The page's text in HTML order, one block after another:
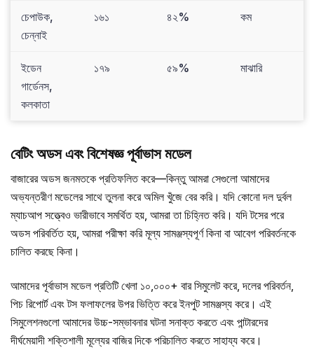
চেপাউক,
চেন্নাই
১৬১ ৪২% কম
ইডেন
গার্ডেনস,
কলকাতা
১৭৯ ৫৯% মাঝারি
বেটিং অডস এবং বিশেষজ্ঞ পূর্বাভাস মডেল
বাজারের অডস জনমতকে প্রতিফলিত করে—কিন্তু আমরা সেগুলো আমাদের
অভ্যন্তরীণ মডেলের সাথে তুলনা করে অমিল খুঁজে বের করি। যদি কোনো দল দুর্বল
ম্যাচআপ সত্ত্বেও ভারীভাবে সমর্থিত হয়, আমরা তা চিহ্নিত করি। যদি টসের পরে
অডস পরিবর্তিত হয়, আমরা পরীক্ষা করি মূল্য সামঞ্জস্যপূর্ণ কিনা বা আবেগ পরিবর্তনকে
চালিত করছে কিনা।
আমাদের পূর্বাভাস মডেল প্রতিটি খেলা ১০,০০০+ বার সিমুলেট করে, দলের পরিবর্তন,
পিচ রিপোর্ট এবং টস ফলাফলের উপর ভিত্তি করে ইনপুট সামঞ্জস্য করে। এই
সিমুলেশনগুলো আমাদের উচ্চ-সম্ভাবনার ঘটনা সনাক্ত করতে এবং পান্টারদের
দীর্ঘমেয়াদী শক্তিশালী মূল্যের বাজির দিকে পরিচালিত করতে সাহায্য করে।